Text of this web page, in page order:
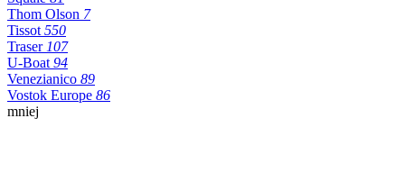
Thom Olson 7
Tissot 550
Traser 107
U-Boat 94
Venezianico 89
Vostok Europe 86
mniej